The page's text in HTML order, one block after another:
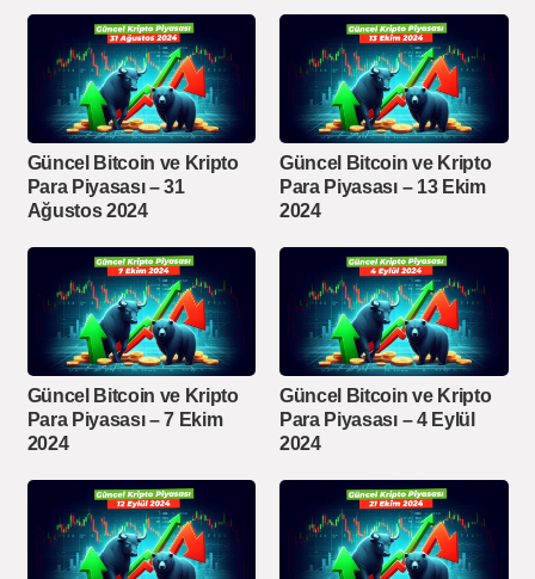
Güncel Bitcoin ve Kripto
Para Piyasası – 31
Ağustos 2024
Güncel Bitcoin ve Kripto
Para Piyasası – 13 Ekim
2024
Güncel Bitcoin ve Kripto
Para Piyasası – 7 Ekim
2024
Güncel Bitcoin ve Kripto
Para Piyasası – 4 Eylül
2024